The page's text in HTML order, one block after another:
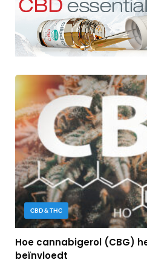
CBD & THC
Hoe cannabigerol (CBG)
beïnvloedt